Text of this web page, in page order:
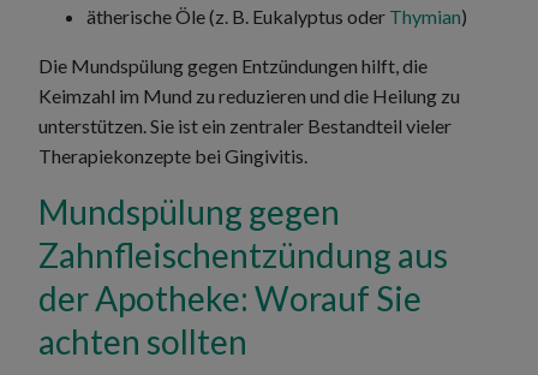
ätherische Öle (z. B. Eukalyptus oder Thymian)
Die Mundspülung gegen Entzündungen hilft, die
Keimzahl im Mund zu reduzieren und die Heilung zu
unterstützen. Sie ist ein zentraler Bestandteil vieler
Therapiekonzepte bei Gingivitis.
Mundspülung gegen
Zahnfleischentzündung aus
der Apotheke: Worauf Sie
achten sollten